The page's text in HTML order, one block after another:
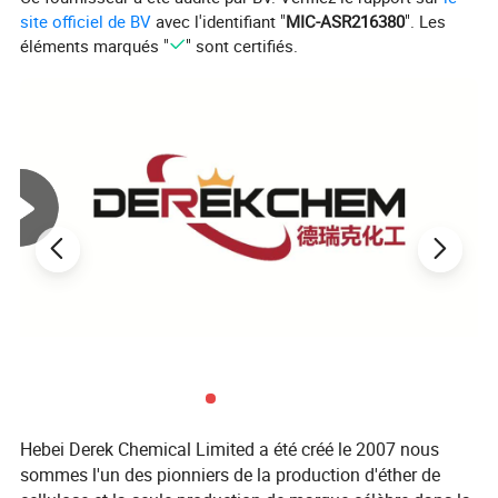
Viscosité
45000 cps
Aujourd'hui, pour faire face aux défis les plus graves du marché, le
client a besoin d'un service complet pour améliorer l'efficacité des
site officiel de BV avec l'identifiant "MIC-ASR216380". Les
éléments marqués "
" sont certifiés.
Hebei Derek Chemical Limited a été créé le 2007 nous
sommes l'un des pionniers de la production d'éther de